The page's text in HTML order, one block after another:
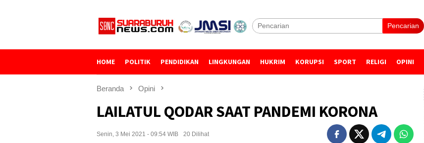
Pencarian
HOME POLITIK PENDIDIKAN LINGKUNGAN HUKRIM KORUPSI SPORT RELIGI OPINI
Beranda Opini
LAILATUL QODAR SAAT PANDEMI KORONA
Senin, 3 Mei 2021 - 09:54 WIB 20 Dilihat